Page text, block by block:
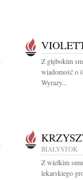
Z głębokim
wiadomość o
Wyrazy...
BIAŁYSTOK
Z wielkim
lekarskiego